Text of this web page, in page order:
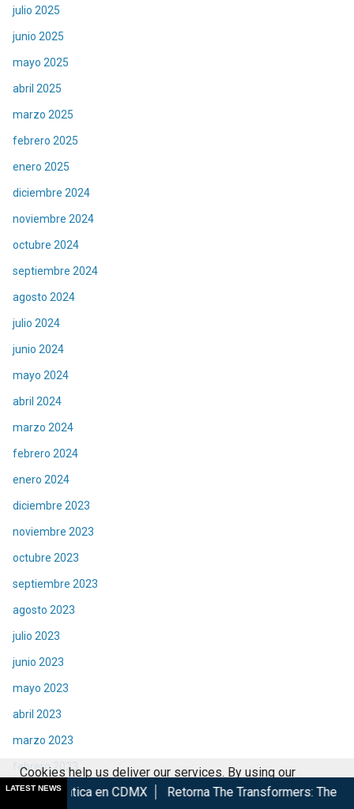
julio 2025
junio 2025
mayo 2025
abril 2025
marzo 2025
febrero 2025
enero 2025
diciembre 2024
noviembre 2024
octubre 2024
septiembre 2024
agosto 2024
julio 2024
junio 2024
mayo 2024
abril 2024
marzo 2024
febrero 2024
enero 2024
diciembre 2023
noviembre 2023
octubre 2023
septiembre 2023
agosto 2023
julio 2023
junio 2023
mayo 2023
abril 2023
marzo 2023
febrero 2023
enero 2023
LATEST NEWS
CDMX Retorna The Transformers: The Movie a Cinépolis
Cookies help us deliver our services. By using our
services, you agree to our use of cookies.
Got it